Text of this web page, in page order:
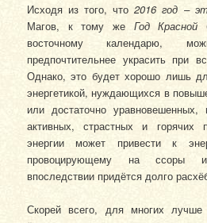
Исходя из того, что2016 год –
Магов, к тому же Год Красной
восточному календарю,
предпочтительнее украсить при
Однако, это будет хорошо лишь
энергетикой, нуждающихся в
или достаточно
активных, страстных и горячих
энергии может привести к
провоцирующему на ссоры
впоследствии придётся долго
Скорей всего, для многих лучше